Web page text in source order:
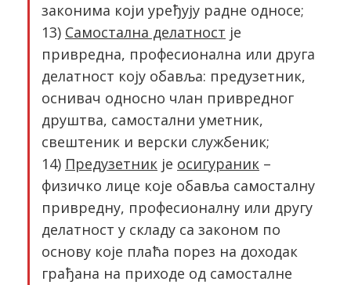
законима који уређују радне односе;
13) Самостална делатност је
привредна, професионална или друга
делатност коју обавља: предузетник,
оснивач односно члан привредног
друштва, самостални уметник,
свештеник и верски службеник;
14) Предузетник је осигураник –
физичко лице које обавља самосталну
привредну, професионалну или другу
делатност у складу са законом по
основу које плаћа порез на доходак
грађана на приходе од самосталне